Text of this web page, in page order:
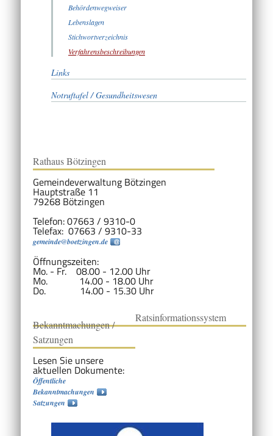
Behördenwegweiser
Lebenslagen
Stichwortverzeichnis
Verfahrensbeschreibungen
Links
Notruftafel / Gesundheitswesen
Rathaus Bötzingen
Gemeindeverwaltung Bötzingen
Hauptstraße 11
79268 Bötzingen
Telefon: 07663 / 9310-0
Telefax: 07663 / 9310-33
gemeinde@boetzingen.de
Öffnungszeiten:
Mo. - Fr. 08.00 - 12.00 Uhr
Mo. 14.00 - 18.00 Uhr
Do. 14.00 - 15.30 Uhr
Bekanntmachungen /
Satzungen
Lesen Sie unsere
aktuellen Dokumente:
Öffentliche
Bekanntmachungen
Satzungen
Ratsinformationssystem